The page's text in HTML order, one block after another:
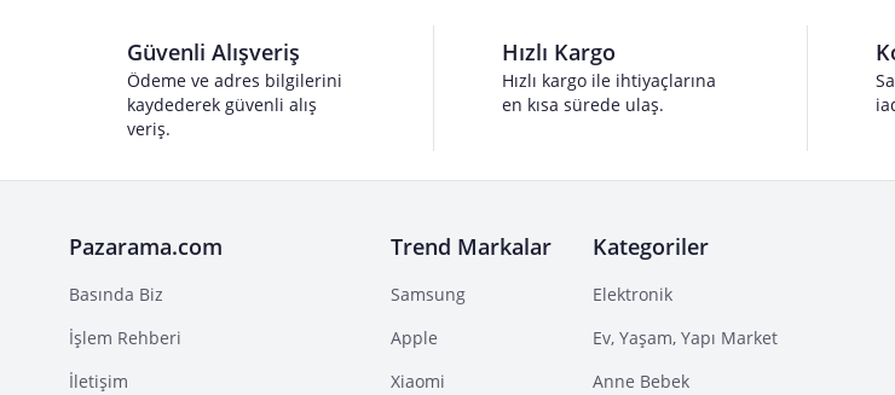
Güvenli Alışveriş
Ödeme ve adres bilgilerini
kaydederek güvenli alış
veriş.
Hızlı Kargo
Hızlı kargo ile ihtiyaçlarına
en kısa sürede ulaş.
Pazarama.com
Basında Biz
İşlem Rehberi
İletişim
Trend Markalar
Samsung
Apple
Xiaomi
Kategoriler
Elektronik
Ev, Yaşam, Yapı Market
Anne Bebek